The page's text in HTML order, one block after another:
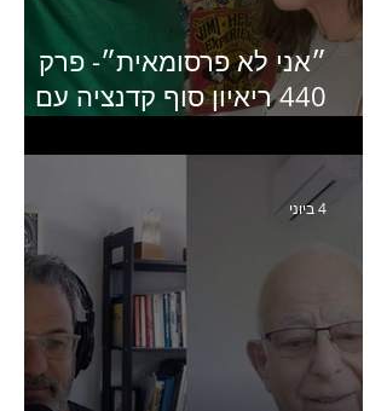
״אני לא פרסומאית״- פרק
440 ריאיון סוף קדנציה עם
מנכ״לית באומן בר ריבנאי
4 ביוני